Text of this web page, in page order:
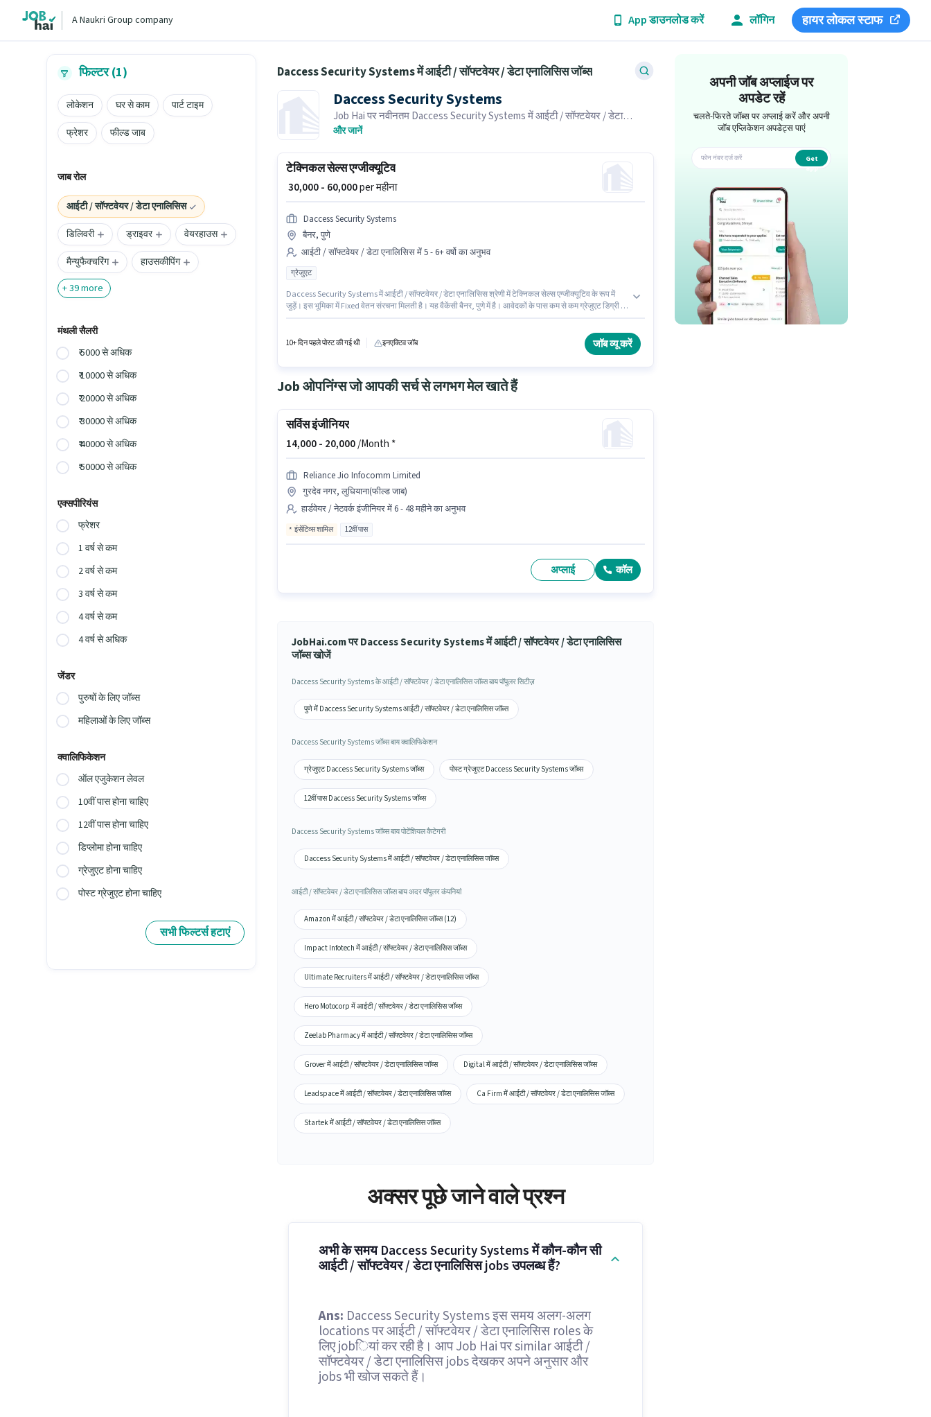
A Naukri Group company App डाउनलोड करें लॉगिन हायर लोकल स्टाफ
फिल्टर (1)
लोकेशन घर से काम
पार्ट टाइम
फ्रेशर
फील्ड जाब
जाब रोल
आईटी / सॉफ्टवेयर / डेटा एनालिसिस
डिलिवरी
ड्राइवर
वेयरहाउस
मैन्युफैक्चरिंग
हाउसकीपिंग
+39more
मंथली सैलरी
₹ 5000 से अधिक
₹ 10000 से अधिक
₹ 20000 से अधिक
₹ 30000 से अधिक
₹ 40000 से अधिक
₹ 50000 से अधिक
एक्सपीरियंस
फ्रेशर
1 वर्ष से कम
2 वर्ष से कम
3 वर्ष से कम
4 वर्ष से कम
4 वर्ष से अधिक
जेंडर
पुरुषों के लिए जॉब्स
महिलाओं के लिए जॉब्स
क्वालिफिकेशन
ऑल एजुकेशन लेवल
10वीं पास होना चाहिए
12वीं पास होना चाहिए
डिप्लोमा होना चाहिए
ग्रेजुएट होना चाहिए
पोस्ट ग्रेजुएट होना चाहिए
सभी फिल्टर्स हटाएं
Daccess Security Systems में आईटी / सॉफ्टवेयर / डेटा एनालिसिस जॉब्स
Daccess Security Systems
Job Hai पर नवीनतम Daccess Security Systems में आईटी / सॉफ्टवेयर / डेटा
एनालिसिस जॉब्स के लिए आवेदन करें! भर्तीकर्ता के पास आपके क्षेत्र में तत्काल रिक्तियां हैं।
और जानें
टेक्निकल सेल्स एग्जीक्यूटिव
₹ 30,000 - 60,000per महीना
Daccess Security Systems
बैनर, पुणे
आईटी / सॉफ्टवेयर / डेटा एनालिसिस में 5 - 6+ वर्षो का अनुभव
ग्रेजुएट
Daccess Security Systems में आईटी / सॉफ्टवेयर / डेटा एनालिसिस श्रेणी में टेक्निकल सेल्स एग्जीक्यूटिव के रूप में
जुड़ें। इस भूमिका में Fixed वेतन संरचना मिलती है। यह वैकेंसी बैनर, पुणे में है। आवेदकों के पास कम से कम ग्रेजुएट डिग्री या
10+ दिन पहले पोस्ट की गई थी इनएक्टिव जॉब जॉब व्यू करें
Job ओपनिंग्स जो आपकी सर्च से लगभग मेल खाते हैं
सर्विस इंजीनियर
14,000 - 20,000/Month *
Reliance Jio Infocomm Limited
गुरदेव नगर, लुधियाना(फील्ड जाब)
हार्डवेयर / नेटवर्क इंजीनियर में 6 - 48 महीने का अनुभव
इंसेंटिव्स शामिल 12वीं पास
अप्लाई कॉल
JobHai.com पर Daccess Security Systems में आईटी / सॉफ्टवेयर / डेटा एनालिसिस
जॉब्स खोजें
Daccess Security Systems के आईटी / सॉफ्टवेयर / डेटा एनालिसिस जॉब्स बाय पॉपुलर सिटीज़
पुणे में Daccess Security Systems आईटी / सॉफ्टवेयर / डेटा एनालिसिस जॉब्स
Daccess Security Systems जॉब्स बाय क्वालिफिकेशन
ग्रेजुएट Daccess Security Systems जॉब्स पोस्ट ग्रेजुएट Daccess Security Systems जॉब्स
12वीं पास Daccess Security Systems जॉब्स
Daccess Security Systems जॉब्स बाय पोटेंशियल कैटेगरी
Daccess Security Systems में आईटी / सॉफ्टवेयर / डेटा एनालिसिस जॉब्स
आईटी / सॉफ्टवेयर / डेटा एनालिसिस जॉब्स बाय अदर पॉपुलर कंपनियां
Amazon में आईटी / सॉफ्टवेयर / डेटा एनालिसिस जॉब्स (12)
Impact Infotech में आईटी / सॉफ्टवेयर / डेटा एनालिसिस जॉब्स
Ultimate Recruiters में आईटी / सॉफ्टवेयर / डेटा एनालिसिस जॉब्स
Hero Motocorp में आईटी / सॉफ्टवेयर / डेटा एनालिसिस जॉब्स
Zeelab Pharmacy में आईटी / सॉफ्टवेयर / डेटा एनालिसिस जॉब्स
Grover में आईटी / सॉफ्टवेयर / डेटा एनालिसिस जॉब्स Digital में आईटी / सॉफ्टवेयर / डेटा एनालिसिस जॉब्स
Leadspace में आईटी / सॉफ्टवेयर / डेटा एनालिसिस जॉब्स Ca Firm में आईटी / सॉफ्टवेयर / डेटा एनालिसिस जॉब्स
Startek में आईटी / सॉफ्टवेयर / डेटा एनालिसिस जॉब्स
अक्सर पूछे जाने वाले प्रश्न
अभी के समय Daccess Security Systems में कौन-कौन सी
आईटी / सॉफ्टवेयर / डेटा एनालिसिस jobs उपलब्ध हैं?
Ans: Daccess Security Systems इस समय अलग-अलग
locations पर आईटी / सॉफ्टवेयर / डेटा एनालिसिस roles के
लिए jobियां कर रही है। आप Job Hai पर similar आईटी /
सॉफ्टवेयर / डेटा एनालिसिस jobs देखकर अपने अनुसार और
jobs भी खोज सकते हैं।
अपनी जॉब अप्लाईज पर
अपडेट रहें
चलते-फिरते जॉब्स पर अप्लाई करें और अपनी
जॉब एप्लिकेशन अपडेट्स पाएं
Get
app